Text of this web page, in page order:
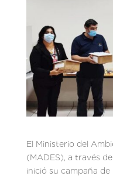
El Ministerio del
(MADES), a través
inició su campaña